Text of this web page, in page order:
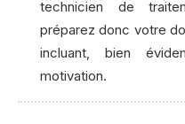
technicien de
préparez donc votre
incluant, bien
motivation.